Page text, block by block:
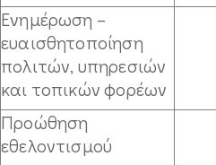
Ενημέρωση –
ευαισθητοποίηση
πολιτών, υπηρεσιών
και τοπικών φορέων
Προώθηση
εθελοντισμού